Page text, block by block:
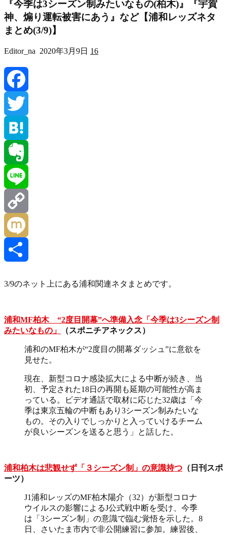
『今季は3シーズン制みたいなもの(柏木)』『宇賀
神、煽り運転被害にあう』など【浦和レッズネタ
まとめ(3/9)】
Editor_na 2020年3月9日 16
Facebook
Twitter
Hatena
Evernote
Line
Copy
Link
Mixi
3/9のネット上にある浦和関連ネタまとめです。
浦和MF柏木 “2度目開幕”へ準備入念「今季は3シーズン制
みたいなもの」
（スポニチアネックス）
浦和のMF柏木が“2度目の開幕ダッシュ”に意欲を
見せた。
現在、新型コロナ感染拡大による中断が続き、当
初、予定された18日の再開も延期の可能性が高ま
っている。ビデオ通話で取材に応じた32歳は「今
季は東京五輪の中断もあり3シーズン制みたいな
もの。その入りでしっかりと入っていけるチーム
が良いシーズンを送ると思う」と話した。
浦和柏木は悲観せず「３シーズン制」の意識持つ （日刊スポ
ーツ）
J1浦和レッズのMF柏木陽介（32）が新型コロナ
ウイルスの影響によるJ公式戦中断を受け、今季
は「3シーズン制」の意識で臨む覚悟を示した。8
日、さいたま市内で非公開練習に参加。練習後、